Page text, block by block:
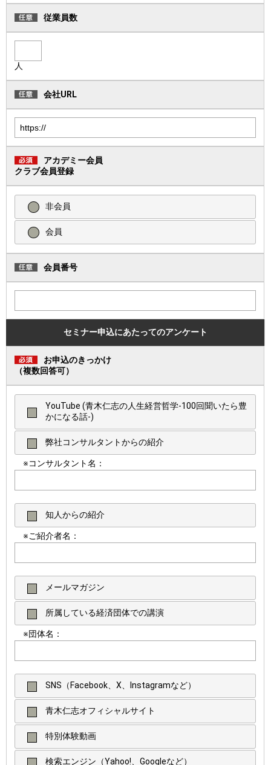
従業員数
人
会社URL
アカデミー会員
クラブ会員登録
非会員
会員
会員番号
セミナー申込にあたってのアンケート
お申込のきっかけ
（複数回答可）
YouTube (青木仁志の人生経営哲学-100回聞いたら豊
かになる話-)
弊社コンサルタントからの紹介
※コンサルタント名：
知人からの紹介
※ご紹介者名：
メールマガジン
所属している経済団体での講演
※団体名：
SNS（Facebook、X、Instagramなど）
青木仁志オフィシャルサイト
特別体験動画
検索エンジン（Yahoo!、Googleなど）